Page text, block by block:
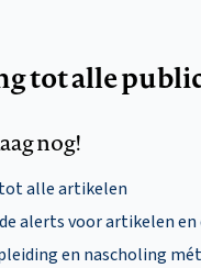
tot alle
nog!
alle artikelen
alerts voor artikelen en
en nascholing